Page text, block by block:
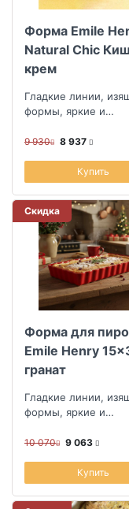
Форма Emile
Natural Chic
крем
Гладкие линии,
формы, яркие и
формы для
9 930 8 937
Купить
Скидка
Форма для
Emile Henry
гранат
Гладкие линии,
формы, яркие и
формы для
10 070 9 063
Купить